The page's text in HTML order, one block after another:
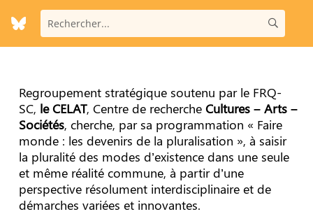
Regroupement stratégique soutenu par le FRQ-
SC, le CELAT, Centre de recherche Cultures – Arts –
Sociétés, cherche, par sa programmation « Faire
monde : les devenirs de la pluralisation », à saisir
la pluralité des modes d’existence dans une seule
et même réalité commune, à partir d’une
perspective résolument interdisciplinaire et de
démarches variées et innovantes.